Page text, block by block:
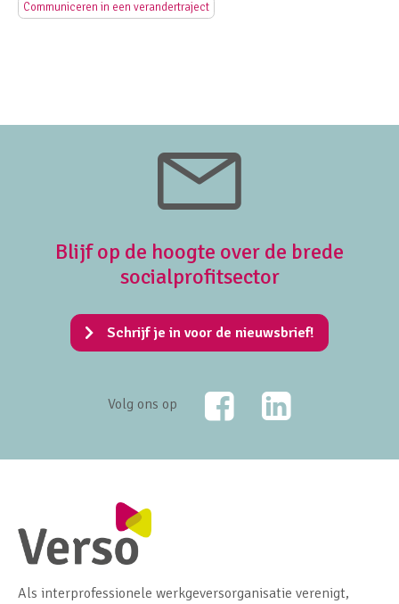
Communiceren in een verandertraject
Blijf op de hoogte over de brede
socialprofitsector
Schrijf je in voor de nieuwsbrief!
Volg ons op
FacebookLinkedIn
Als interprofessionele werkgeversorganisatie verenigt,